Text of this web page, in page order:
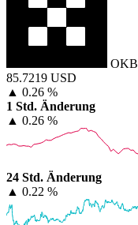
OKB
85.7219 USD
▲ 0.26 %
1 Std. Änderung
▲ 0.26 %
24 Std. Änderung
▲ 0.22 %